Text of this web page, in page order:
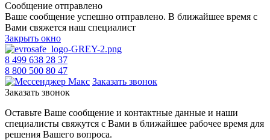
Сообщение отправлено
Ваше сообщение успешно отправлено. В ближайшее время с
Вами свяжется наш специалист
Закрыть окно
8 499 638 28 37
8 800 500 80 47
Заказать звонок
Заказать звонок
Оставьте Ваше сообщение и контактные данные и наши
специалисты свяжутся с Вами в ближайшее рабочее время для
решения Вашего вопроса.